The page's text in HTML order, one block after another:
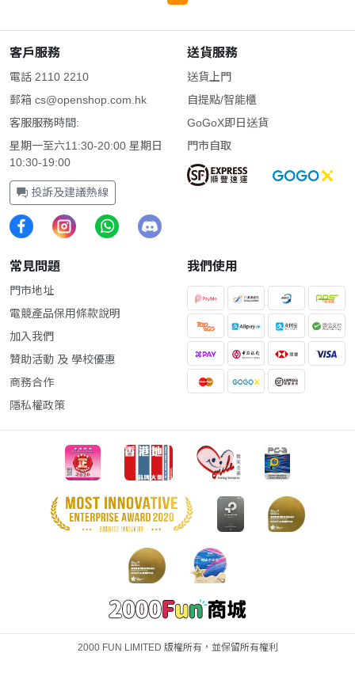
客戶服務
電話 2110 2210
郵箱 cs@openshop.com.hk
客服服務時間:
星期一至六11:30-20:00 星期日
10:30-19:00
投訴及建議熱線
送貨服務
送貨上門
自提點/智能櫃
GoGoX即日送貨
門市自取
常見問題
門市地址
電競產品保用條款說明
加入我們
贊助活動 及 學校優惠
商務合作
隱私權政策
我們使用
2000 FUN LIMITED 版權所有，並保留所有權利